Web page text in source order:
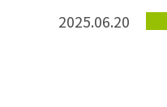
2025.06.20